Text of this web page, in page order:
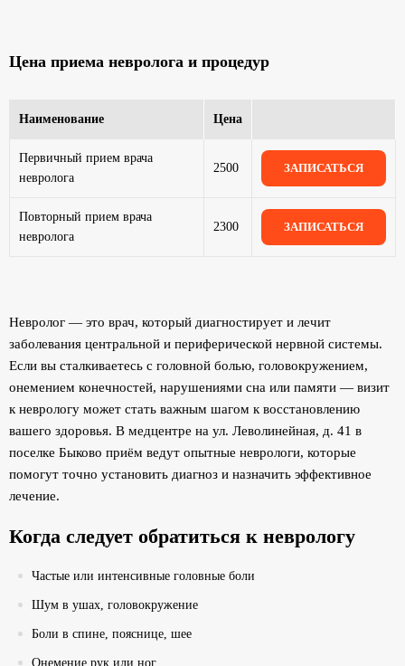
Цена приема невролога и процедур
Наименование Цена
Первичный прием врача
невролога
2500 ЗАПИСАТЬСЯ
Повторный прием врача
невролога
2300 ЗАПИСАТЬСЯ
Невролог — это врач, который диагностирует и лечит
заболевания центральной и периферической нервной системы.
Если вы сталкиваетесь с головной болью, головокружением,
онемением конечностей, нарушениями сна или памяти — визит
к неврологу может стать важным шагом к восстановлению
вашего здоровья. В медцентре на ул. Леволинейная, д. 41 в
поселке Быково приём ведут опытные неврологи, которые
помогут точно установить диагноз и назначить эффективное
лечение.
Когда следует обратиться к неврологу
Частые или интенсивные головные боли
Шум в ушах, головокружение
Боли в спине, пояснице, шее
Онемение рук или ног